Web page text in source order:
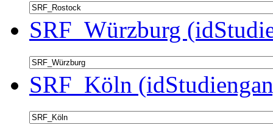
SRF_Würzburg
SRF_Köln